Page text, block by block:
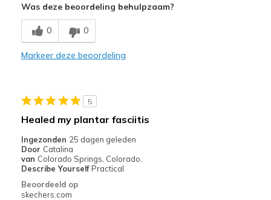
Breathe Well
Comfortable
Beste toepassingen
Width
Feels true to width
Sizing
Feels true to size
View On Shoes
Was deze beoordeling behulpzaam?
0 0
Markeer deze beoordeling
5
Healed my plantar fasciitis
Ingezonden 25 dagen geleden
Door Catalina
van Colorado Springs, Colorado.
Describe Yourself Practical
Beoordeeld op
skechers.com